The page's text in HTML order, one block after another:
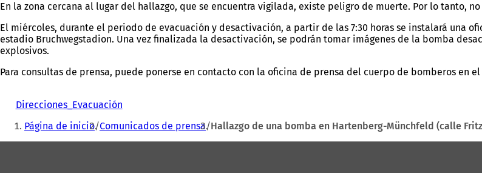
nueva
pestaña)
En la zona cercana al lugar del hallazgo, que se encuentra vigilada, existe peligro de muerte. Por lo tanto,
El miércoles, durante el periodo de evacuación y desactivación, a partir de las 7:30 horas se instalará una
estadio Bruchwegstadion. Una vez finalizada la desactivación, se podrán tomar imágenes de la bomba
explosivos.
Para consultas de prensa, puede ponerse en contacto con la oficina de prensa del cuerpo de bomberos en el
Direcciones_Evacuación
Estás
aquí:
Página de inicio Comunicados de prensa Hallazgo de una bomba en Hartenberg-Münchfeld (calle